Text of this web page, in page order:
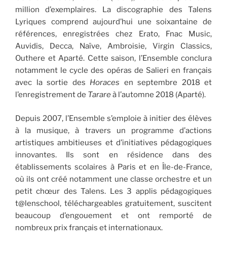
million d’exemplaires. La discographie des Talens
Lyriques comprend aujourd’hui une soixantaine de
références, enregistrées chez Erato, Fnac Music,
Auvidis, Decca, Naïve, Ambroisie, Virgin Classics,
Outhere et Aparté. Cette saison, l’Ensemble conclura
notamment le cycle des opéras de Salieri en français
avec la sortie des Horaces en septembre 2018 et
l’enregistrement de Tarareà l’automne 2018 (Aparté).
Depuis 2007, l’Ensemble s’emploie à initier des élèves
à la musique, à travers un programme d’actions
artistiques ambitieuses et d’initiatives pédagogiques
innovantes. Ils sont en résidence dans des
établissements scolaires à Paris et en Île-de-France,
où ils ont créé notamment une classe orchestre et un
petit chœur des Talens. Les 3 applis pédagogiques
t@lenschool, téléchargeables gratuitement, suscitent
beaucoup d’engouement et ont remporté de
nombreux prix français et internationaux.